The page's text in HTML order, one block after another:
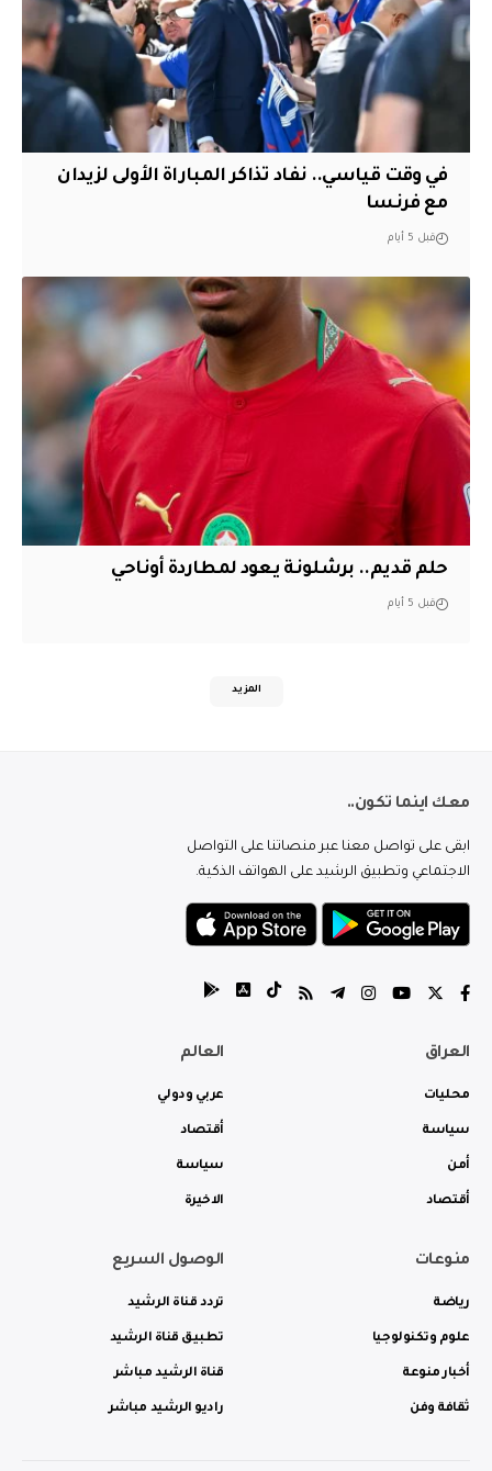
في وقت قياسي.. نفاد تذاكر المباراة الأولى لزيدان
مع فرنسا
قبل 5 أيام
حلم قديم.. برشلونة يعود لمطاردة أوناحي
قبل 5 أيام
المزيد
معك اينما تكون..
ابقى على تواصل معنا عبر منصاتنا على التواصل
الاجتماعي وتطبيق الرشيد على الهواتف الذكية.
العراق
محليات
سياسة
أمن
أقتصاد
العالم
عربي ودولي
أقتصاد
سياسة
الاخيرة
منوعات
رياضة
علوم وتكنولوجيا
أخبار منوعة
ثقافة وفن
الوصول السريع
تردد قناة الرشيد
تطبيق قناة الرشيد
قناة الرشيد مباشر
راديو الرشيد مباشر